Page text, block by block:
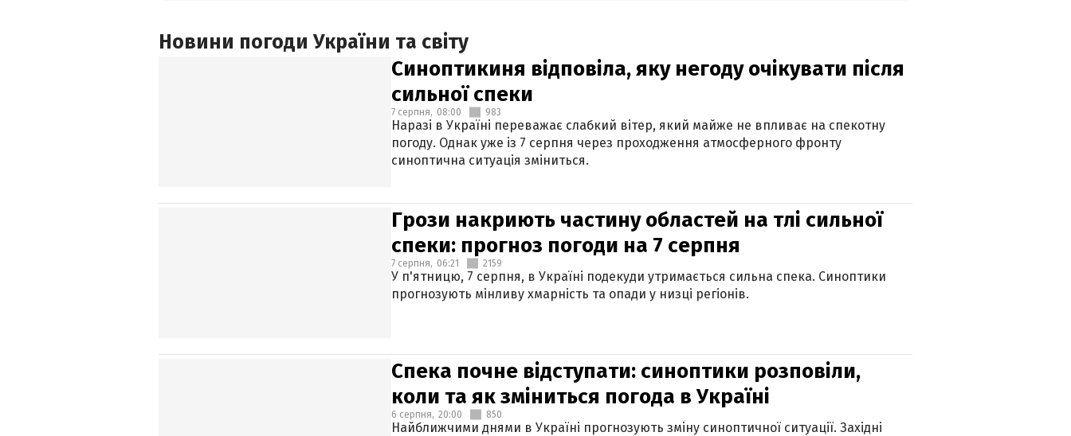
Новини погоди України та світу
Синоптикиня відповіла, яку негоду очікувати після
сильної спеки
7 серпня, 08:00 983
Наразі в Україні переважає слабкий вітер, який майже не впливає на спекотну
погоду. Однак уже із 7 серпня через проходження атмосферного фронту
синоптична ситуація зміниться.
Грози накриють частину областей на тлі сильної
спеки: прогноз погоди на 7 серпня
7 серпня, 06:21 2159
У п'ятницю, 7 серпня, в Україні подекуди утримається сильна спека. Синоптики
прогнозують мінливу хмарність та опади у низці регіонів.
Спека почне відступати: синоптики розповіли,
коли та як зміниться погода в Україні
6 серпня, 20:00 850
Найближчими днями в Україні прогнозують зміну синоптичної ситуації. Західні